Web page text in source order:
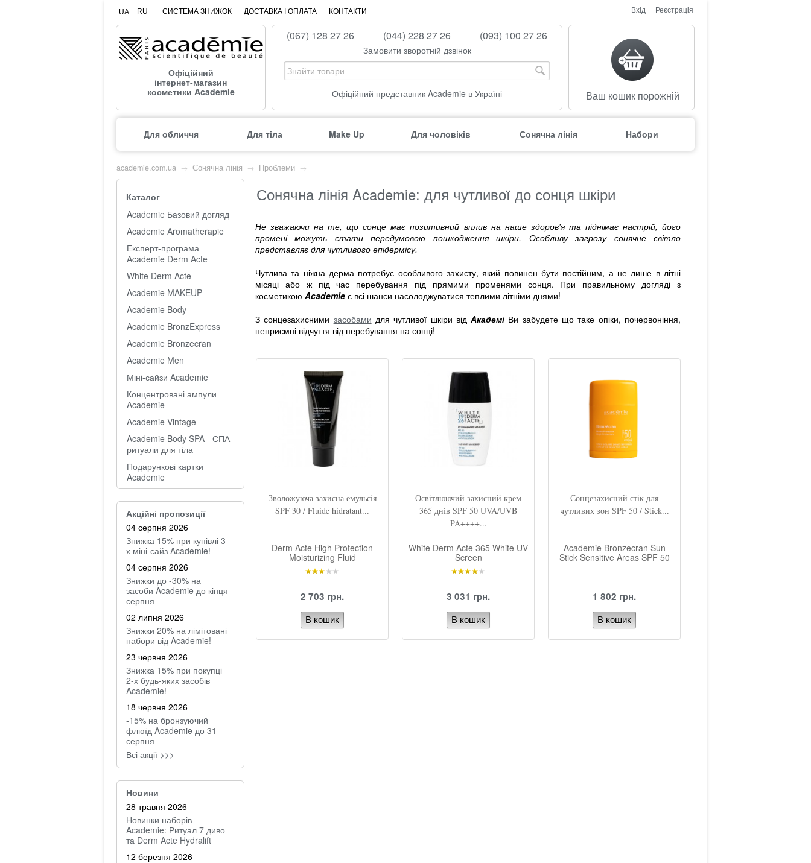
UA RU СИСТЕМА ЗНИЖОК ДОСТАВКА І ОПЛАТА КОНТАКТИ Вхід Реєстрація
Офіційний
інтернет-магазин
косметики Academie
(067) 128 27 26 (044) 228 27 26 (093) 100 27 26
Замовити зворотній дзвінок
Офіційний представник Academie в Україні Ваш кошик порожній
Для обличчя Для тіла Make Up Для чоловіків Сонячна лінія Набори
academie.com.ua → Сонячна лінія → Проблеми →
Каталог
Academie Базовий догляд
Academie Aromatherapie
Експерт-програма
Academie Derm Acte
White Derm Acte
Academie MAKEUP
Academie Body
Academie BronzExpress
Academie Bronzecran
Academie Men
Міні-сайзи Academie
Концентровані ампули
Academie
Academie Vintage
Academie Body SPA - СПА-
ритуали для тіла
Подарункові картки
Academie
Акційні пропозиції
04 серпня 2026
Знижка 15% при купівлі 3-
х міні-сайз Academie!
04 серпня 2026
Знижки до -30% на
засоби Academie до кінця
серпня
02 липня 2026
Знижки 20% на лімітовані
набори від Academie!
23 червня 2026
Знижка 15% при покупці
2-х будь-яких засобів
Academie!
18 червня 2026
-15% на бронзуючий
флюїд Academie до 31
серпня
Всі акції >>>
Новини
28 травня 2026
Новинки наборів
Academie: Ритуал 7 диво
та Derm Acte Hydralift
12 березня 2026
Сонячна лінія Academie: для чутливої ​​до сонця шкіри
Не зважаючи на те, що сонце має позитивний вплив на наше здоров'я та піднімає настрій, його
промені можуть стати передумовою пошкодження шкіри. Особливу загрозу сонячне світло
представляє для чутливого епідермісу.
Чутлива та ніжна дерма потребує особливого захисту, який повинен бути постійним, а не лише в літні
місяці або ж під час перебування під прямими променями сонця. При правильному догляді з
косметикою Academie є всі шанси насолоджуватися теплими літніми днями!
З сонцезахисними засобами для чутливої шкіри відAкадемі Ви забудете що таке опіки, почервоніння,
неприємні відчуття від перебування на сонці!
Зволожуюча захисна емульсія
SPF 30 / Fluide hidratant...
Derm Acte High Protection
Moisturizing Fluid
2 703 грн.
Освітлюючий захисний крем
365 днів SPF 50 UVA/UVB
PA++++...
White Derm Acte 365 White UV
Screen
3 031 грн.
Сонцезахисний стік для
чутливих зон SPF 50 / Stick...
Academie Bronzecran Sun
Stick Sensitive Areas SPF 50
1 802 грн.